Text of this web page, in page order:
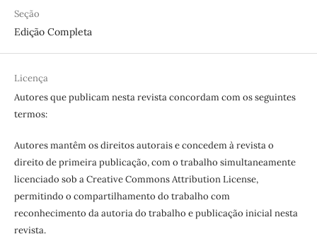
Seção
Edição Completa
Licença
Autores que publicam nesta revista concordam com os seguintes
termos:
Autores mantêm os direitos autorais e concedem à revista o
direito de primeira publicação, com o trabalho simultaneamente
licenciado sob a Creative Commons Attribution License,
permitindo o compartilhamento do trabalho com
reconhecimento da autoria do trabalho e publicação inicial nesta
revista.